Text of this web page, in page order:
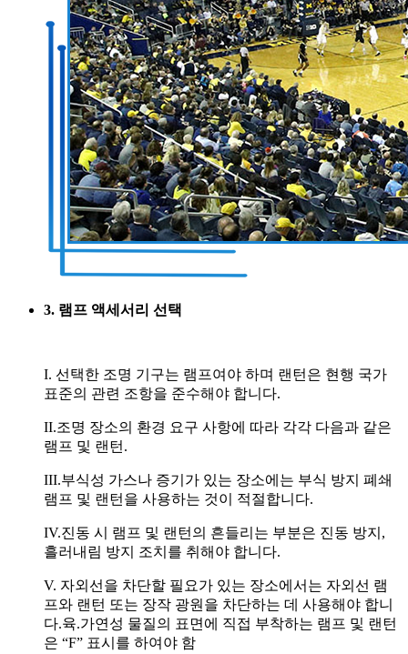
3. 램프 액세서리 선택
I. 선택한 조명 기구는 램프여야 하며 랜턴은 현행 국가
표준의 관련 조항을 준수해야 합니다.
II.조명 장소의 환경 요구 사항에 따라 각각 다음과 같은
램프 및 랜턴.
III.부식성 가스나 증기가 있는 장소에는 부식 방지 폐쇄
램프 및 랜턴을 사용하는 것이 적절합니다.
IV.진동 시 램프 및 랜턴의 흔들리는 부분은 진동 방지,
흘러내림 방지 조치를 취해야 합니다.
V. 자외선을 차단할 필요가 있는 장소에서는 자외선 램
프와 랜턴 또는 장작 광원을 차단하는 데 사용해야 합니
다.육.가연성 물질의 표면에 직접 부착하는 램프 및 랜턴
은 “F” 표시를 하여야 함